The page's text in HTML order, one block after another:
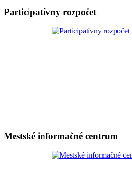
Participatívny rozpočet
Mestské informačné centrum